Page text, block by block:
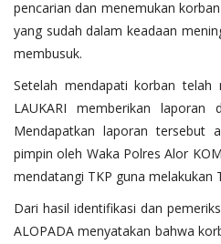
pencarian dan menemukan
yang sudah dalam keadaan
membusuk.
Setelah mendapati korban telah
LAUKARI memberikan
Mendapatkan laporan tersebut
pimpin oleh Waka Polres Alor
mendatangi TKP guna melakukan
Dari hasil identifikasi dan
ALOPADA menyatakan bahwa